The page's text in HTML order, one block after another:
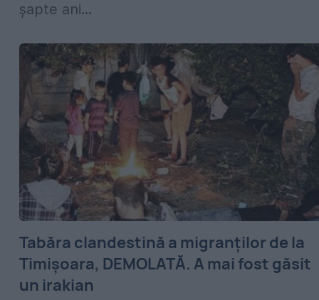
șapte ani...
Tabăra clandestină a migranților de la
Timișoara, DEMOLATĂ. A mai fost găsit
un irakian